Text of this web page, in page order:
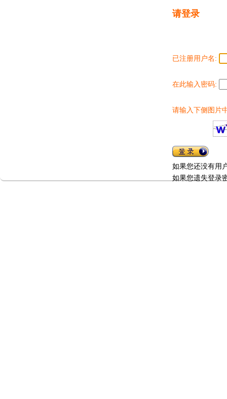
请登录
已注册用户名:
在此输入密码:
请输入下侧图片
如果您还没有用
如果您遗失登录